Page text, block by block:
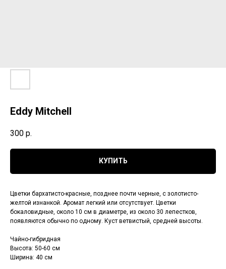
Eddy Mitchell
300 р.
КУПИТЬ
Цветки бархатисто-красные, позднее почти черные, с золотисто-
желтой изнанкой. Аромат легкий или отсутствует. Цветки
бокаловидные, около 10 см в диаметре, из около 30 лепестков,
появляются обычно по одному. Куст ветвистый, средней высоты.
Чайно-гибридная
Высота: 50-60 см
Ширина: 40 см